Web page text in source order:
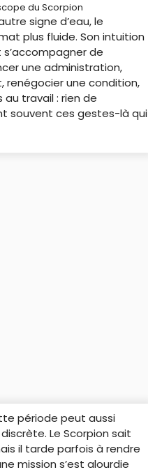
du Scorpion
signe d’eau, le
plus fluide. Son intuition
de
une administration,
renégocier une condition,
travail : rien de
souvent ces gestes-là qui
période peut aussi
Le Scorpion sait
il tarde parfois à rendre
mission s’est alourdie